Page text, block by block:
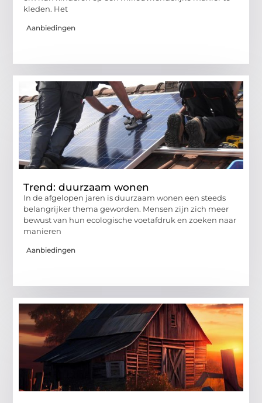
kleden. Het
Aanbiedingen
Trend: duurzaam wonen
In de afgelopen jaren is duurzaam wonen een steeds
belangrijker thema geworden. Mensen zijn zich meer
bewust van hun ecologische voetafdruk en zoeken naar
manieren
Aanbiedingen